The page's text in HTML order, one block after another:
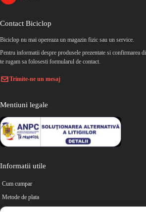
Contact Biciclop
Biciclop nu mai opereaza un magazin fizic sau un service.
Pentru informatii despre produsele prezentate si confirmarea
te rugam sa folosesti formularul de contact.
Trimite-ne un mesaj
Mentiuni legale
Informatii utile
Cum cumpar
Metode de plata